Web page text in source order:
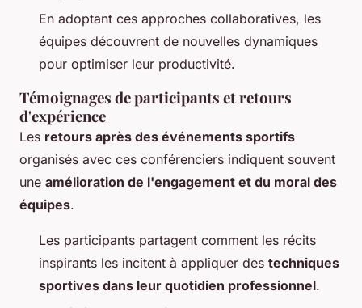
En adoptant ces approches collaboratives, les
équipes découvrent de nouvelles dynamiques
pour optimiser leur productivité.
Témoignages de participants et retours
d'expérience
Les retours après des événements sportifs
organisés avec ces conférenciers indiquent souvent
une amélioration de l'engagement et du moral des
équipes.
Les participants partagent comment les récits
inspirants les incitent à appliquer des techniques
sportives dans leur quotidien professionnel.